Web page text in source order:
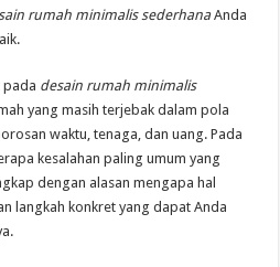
rumah minimalis sederhanaAnda
pada desain rumah minimalis
yang masih terjebak dalam pola
waktu, tenaga, dan uang. Pada
kesalahan paling umum yang
dengan alasan mengapa hal
langkah konkret yang dapat Anda